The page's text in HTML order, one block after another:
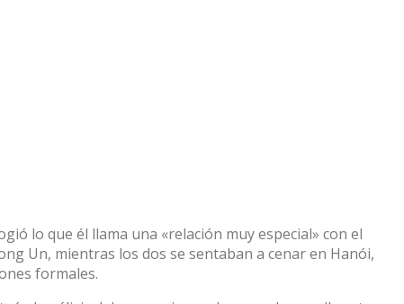
lo que él llama una «relación muy especial» con el
Un, mientras los dos se sentaban a cenar en Hanói,
formales.